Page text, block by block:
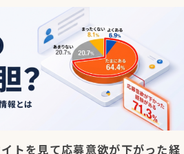
トを見て応募意欲が下がった経